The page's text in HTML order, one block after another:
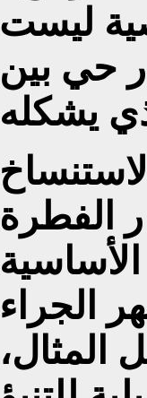
ليست
حي بين
الفطرة
الأساسية
الجراء
المثال،